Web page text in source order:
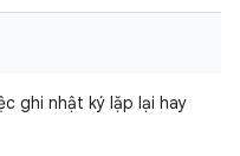
ghi nhật ký lặp lại hay